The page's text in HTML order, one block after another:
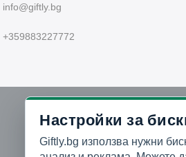
info@giftly.bg
+359883227772
Настройки за
Giftly.bg използва нужни